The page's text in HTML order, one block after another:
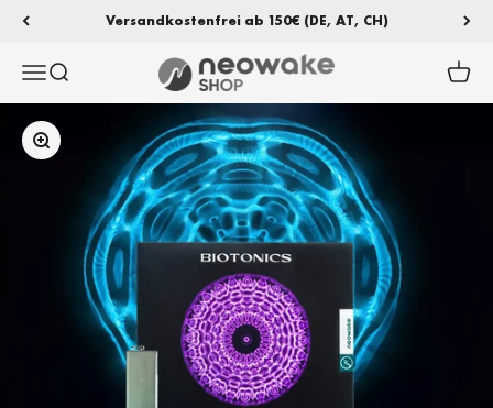
Zum Inhalt springenVersandkostenfrei ab 150€ (DE, AT, CH)
MenüSuche neowake
Bild vergrößern